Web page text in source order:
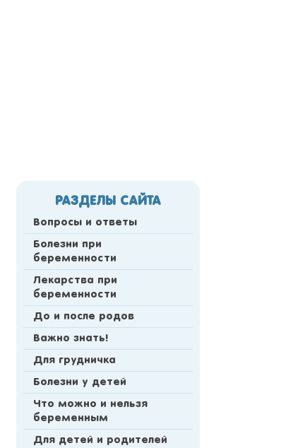
РАЗДЕЛЫ САЙТА
Вопросы и ответы
Болезни при
беременности
Лекарства при
беременности
До и после родов
Важно знать!
Для грудничка
Болезни у детей
Что можно и нельзя
беременным
Для детей и родителей